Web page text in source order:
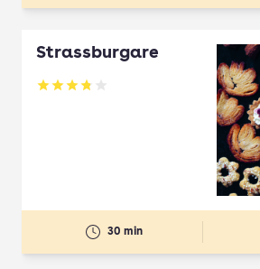
Strassburgare
Betyg: 3.78 av 5
30 min